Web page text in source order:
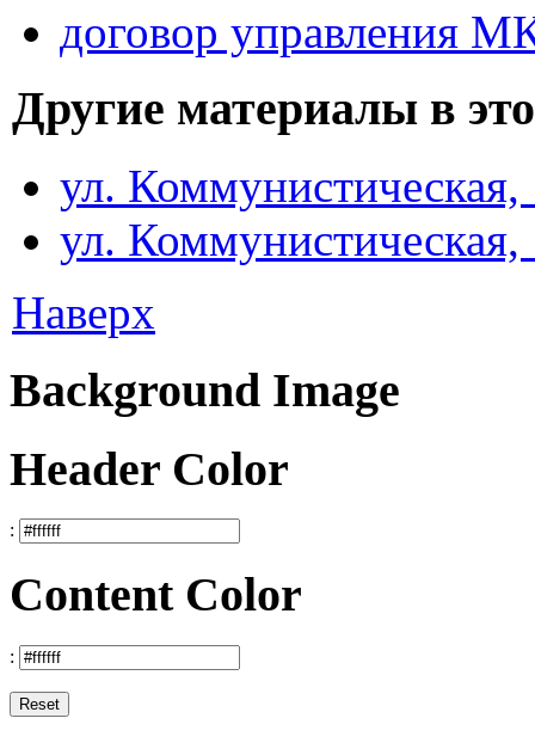
договор управления
Другие материалы в
ул. Коммунистическая,
ул. Коммунистическая,
Наверх
Background Image
Header Color
:
Content Color
:
Reset